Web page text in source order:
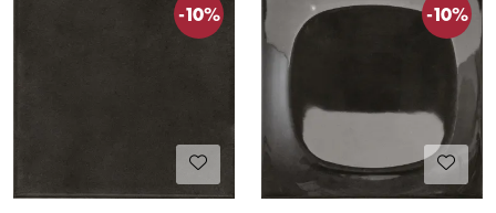
-10% -10%